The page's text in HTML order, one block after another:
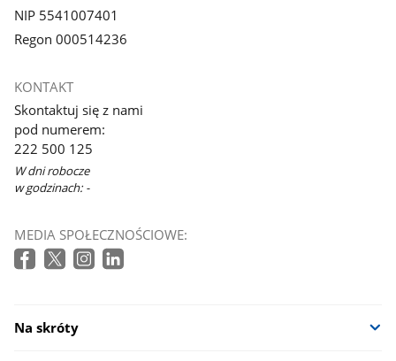
NIP 5541007401
Regon 000514236
KONTAKT
Skontaktuj się z nami
pod numerem:
222 500 125
W dni robocze
w godzinach: -
MEDIA SPOŁECZNOŚCIOWE:
Na skróty